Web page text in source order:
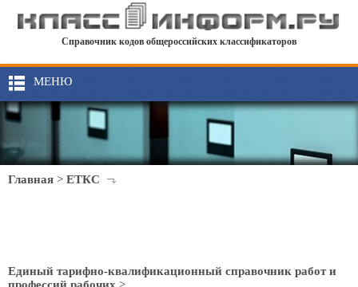
Справочник кодов общероссийских классификаторов
МЕНЮ
Главная > ЕТКС
Единый тарифно-квалификационный справочник работ и